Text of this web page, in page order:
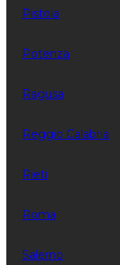
Pistoia
Potenza
Ragusa
Reggio Calabria
Rieti
Roma
Salerno